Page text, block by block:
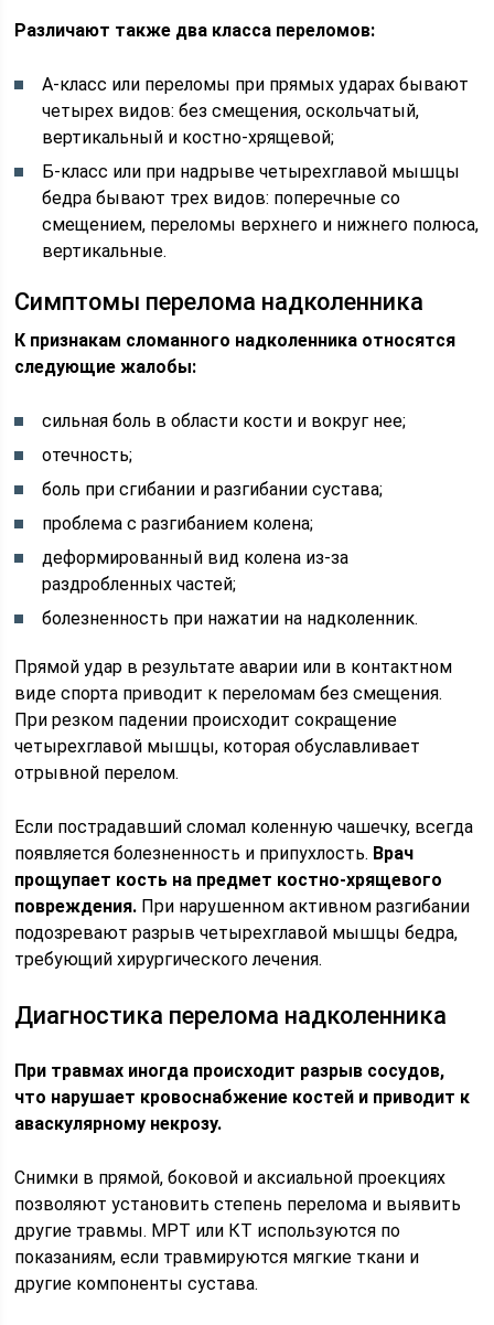
Различают также два класса переломов:
А-класс или переломы при прямых ударах бывают
четырех видов: без смещения, оскольчатый,
вертикальный и костно-хрящевой;
Б-класс или при надрыве четырехглавой мышцы
бедра бывают трех видов: поперечные со
смещением, переломы верхнего и нижнего полюса,
вертикальные.
Симптомы перелома надколенника
К признакам сломанного надколенника относятся
следующие жалобы:
сильная боль в области кости и вокруг нее;
отечность;
боль при сгибании и разгибании сустава;
проблема с разгибанием колена;
деформированный вид колена из-за
раздробленных частей;
болезненность при нажатии на надколенник.
Прямой удар в результате аварии или в контактном
виде спорта приводит к переломам без смещения.
При резком падении происходит сокращение
четырехглавой мышцы, которая обуславливает
отрывной перелом.
Если пострадавший сломал коленную чашечку, всегда
появляется болезненность и припухлость. Врач
прощупает кость на предмет костно-хрящевого
повреждения. При нарушенном активном разгибании
подозревают разрыв четырехглавой мышцы бедра,
требующий хирургического лечения.
Диагностика перелома надколенника
При травмах иногда происходит разрыв сосудов,
что нарушает кровоснабжение костей и приводит к
аваскулярному некрозу.
Снимки в прямой, боковой и аксиальной проекциях
позволяют установить степень перелома и выявить
другие травмы. МРТ или КТ используются по
показаниям, если травмируются мягкие ткани и
другие компоненты сустава.